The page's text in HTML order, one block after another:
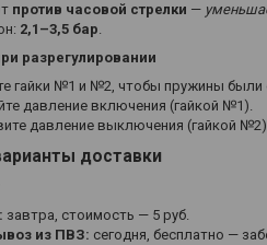
против часовой стрелки —
2,1–3,5 бар.
разрегулировании
гайки №1 и №2, чтобы пружины
давление включения (гайкой №1).
давление выключения (гайкой
доставки
завтра, стоимость — 5 руб.
из ПВЗ: сегодня, бесплатно —